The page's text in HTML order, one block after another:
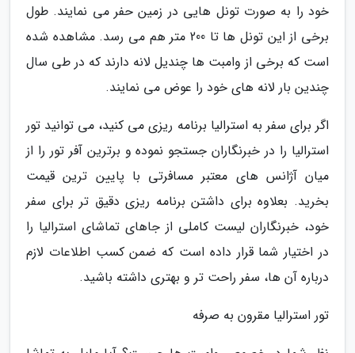
خود را به صورت تونل هایی در زمین حفر می نمایند. طول
برخی از این تونل ها تا 200 متر هم می رسد. مشاهده شده
است که برخی از وامبت ها چندیل لانه دارند که در طی سال
چندین بار لانه های خود را عوض می نمایند.
اگر برای سفر به استرالیا برنامه ریزی می کنید، می توانید تور
استرالیا را در خبرنگاران جستجو نموده و برترین آفر تور را از
میان آژانس های معتبر مسافرتی با پایین ترین قیمت
بخرید. بعلاوه برای داشتن برنامه ریزی دقیق تر برای سفر
خود، خبرنگاران لیست کاملی از جاهای تماشای استرالیا را
در اختیار شما قرار داده است که ضمن کسب اطلاعات لازم
درباره آن ها، سفر راحت تر و بهتری داشته باشید.
تور استرالیا مقرون به صرفه